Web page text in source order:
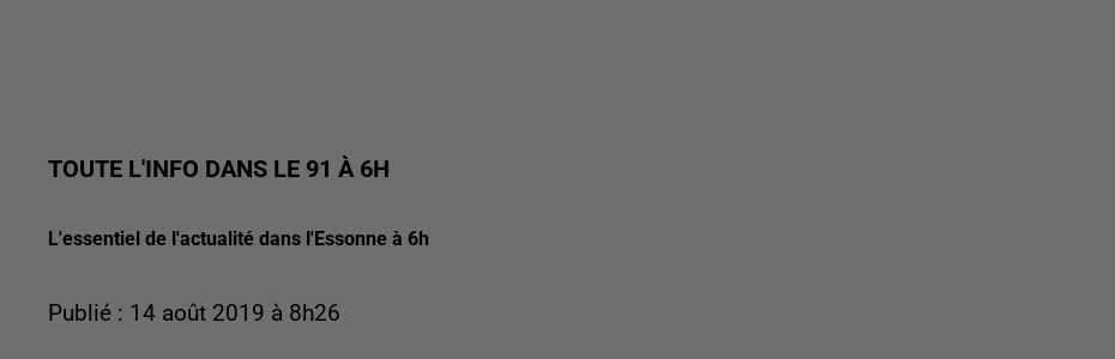
TOUTE L'INFO DANS LE 91 À 6H
L'essentiel de l'actualité dans l'Essonne à 6h
Publié : 14 août 2019 à 8h26